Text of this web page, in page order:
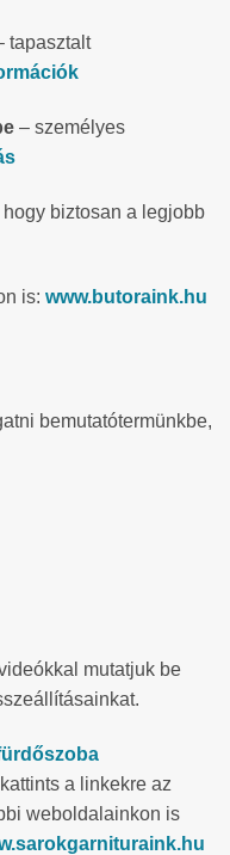
tapasztalt
– személyes
hogy biztosan a legjobb
is: www.butoraink.hu
bemutatótermünkbe,
mutatjuk be
a linkekre az
weboldalainkon is